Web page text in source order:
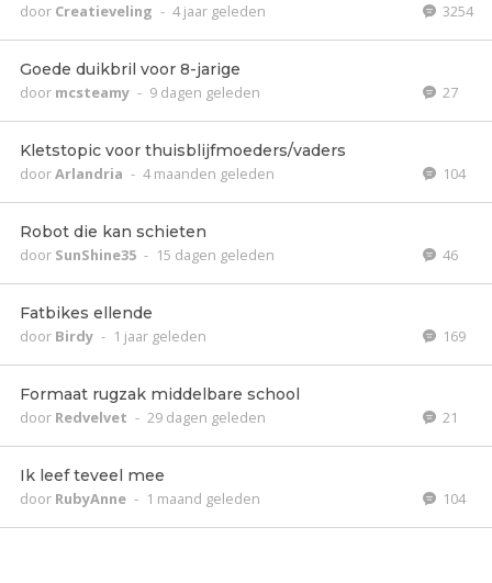
door Creatieveling - 4 jaar geleden 3254
Goede duikbril voor 8-jarige
door mcsteamy - 9 dagen geleden 27
Kletstopic voor thuisblijfmoeders/vaders
doorArlandria - 4 maanden geleden 104
Robot die kan schieten
door SunShine35 - 15 dagen geleden 46
Fatbikes ellende
door Birdy - 1 jaar geleden 169
Formaat rugzak middelbare school
door Redvelvet - 29 dagen geleden 21
Ik leef teveel mee
door RubyAnne - 1 maand geleden 104